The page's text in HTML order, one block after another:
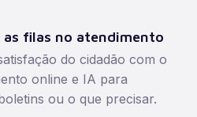
as filas no atendimento
do cidadão com o
online e IA para
ou o que precisar.